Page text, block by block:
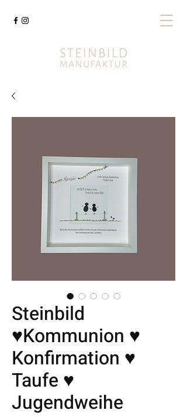
Steinbild
♥Kommunion ♥
Konfirmation ♥
Taufe ♥
Jugendweihe